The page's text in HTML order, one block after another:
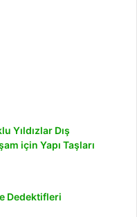
Yıldızlar Dış
için Yapı Taşları
Dedektifleri